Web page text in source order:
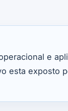
e
esta exposto